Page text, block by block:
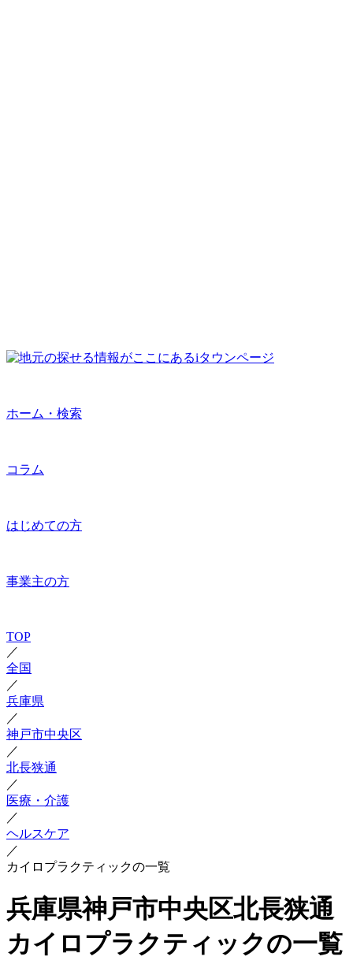
ホーム・検索
コラム
はじめての方
事業主の方
TOP
／
全国
／
兵庫県
／
神戸市中央区
／
北長狭通
／
医療・介護
／
ヘルスケア
／
カイロプラクティックの一覧
兵庫県神戸市中央区北長狭通
カイロプラクティックの一覧